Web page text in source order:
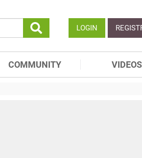
LOGIN
COMMUNITY VIDEOS